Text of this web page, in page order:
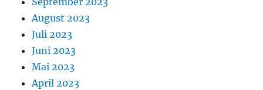
August 2023
Juli 2023
Juni 2023
Mai 2023
April 2023